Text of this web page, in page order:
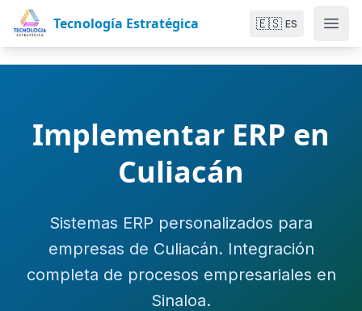
Tecnología Estratégica 🇪🇸 ES
Implementar ERP en
Culiacán
Sistemas ERP personalizados para
empresas de Culiacán. Integración
completa de procesos empresariales en
Sinaloa.